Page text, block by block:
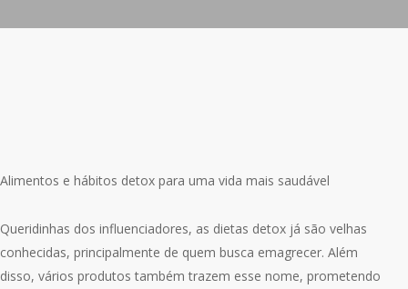
Alimentos e hábitos detox para uma vida mais saudável
Queridinhas dos influenciadores, as dietas detox já são velhas
conhecidas, principalmente de quem busca emagrecer. Além
disso, vários produtos também trazem esse nome, prometendo